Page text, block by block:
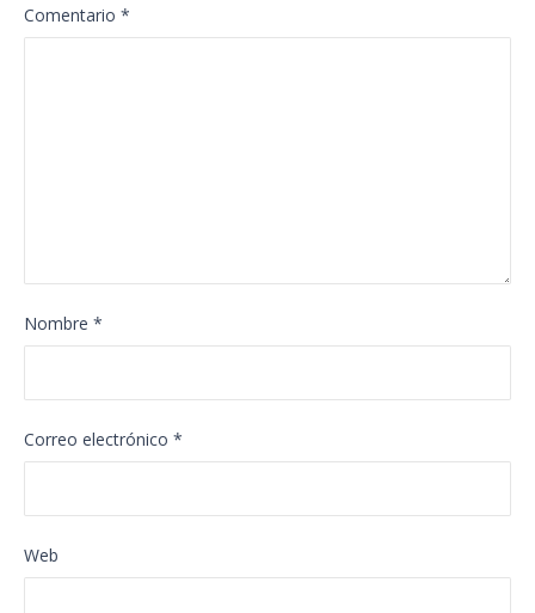
Comentario *
Nombre *
Correo electrónico *
Web